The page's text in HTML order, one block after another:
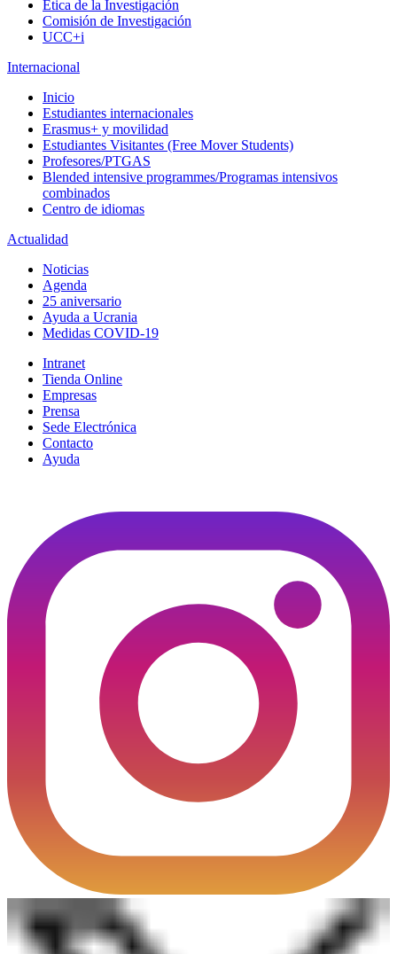
Ética de la Investigación
Comisión de Investigación
UCC+i
Internacional
Inicio
Estudiantes internacionales
Erasmus+ y movilidad
Estudiantes Visitantes (Free Mover Students)
Profesores/PTGAS
Blended intensive programmes/Programas intensivos
combinados
Centro de idiomas
Actualidad
Noticias
Agenda
25 aniversario
Ayuda a Ucrania
Medidas COVID-19
Intranet
Tienda Online
Empresas
Prensa
Sede Electrónica
Contacto
Ayuda